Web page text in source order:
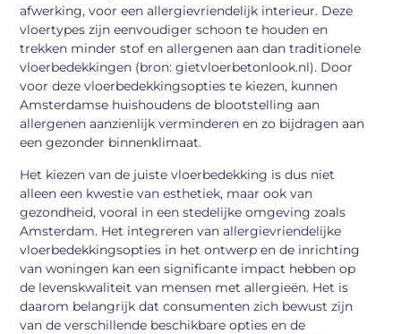
afwerking, voor een allergievriendelijk interieur. Deze
vloertypes zijn eenvoudiger schoon te houden en
trekken minder stof en allergenen aan dan traditionele
vloerbedekkingen (bron: gietvloerbetonlook.nl). Door
voor deze vloerbedekkingsopties te kiezen, kunnen
Amsterdamse huishoudens de blootstelling aan
allergenen aanzienlijk verminderen en zo bijdragen aan
een gezonder binnenklimaat.
Het kiezen van de juiste vloerbedekking is dus niet
alleen een kwestie van esthetiek, maar ook van
gezondheid, vooral in een stedelijke omgeving zoals
Amsterdam. Het integreren van allergievriendelijke
vloerbedekkingsopties in het ontwerp en de inrichting
van woningen kan een significante impact hebben op
de levenskwaliteit van mensen met allergieën. Het is
daarom belangrijk dat consumenten zich bewust zijn
van de verschillende beschikbare opties en de